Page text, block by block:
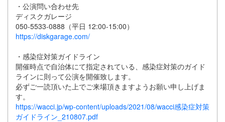
・公演問い合わせ先
ディスクガレージ
050-5533-0888（平日 12:00-15:00）
https://diskgarage.com/
・感染症対策ガイドライン
開催時点で自治体にて指定されている、感染症対策のガイド
ラインに則って公演を開催致します。
必ずご一読頂いた上でご来場頂きますようお願い申し上げま
す。
https://wacci.jp/wp-content/uploads/2021/08/wacci感染症対策
ガイドライン_210807.pdf